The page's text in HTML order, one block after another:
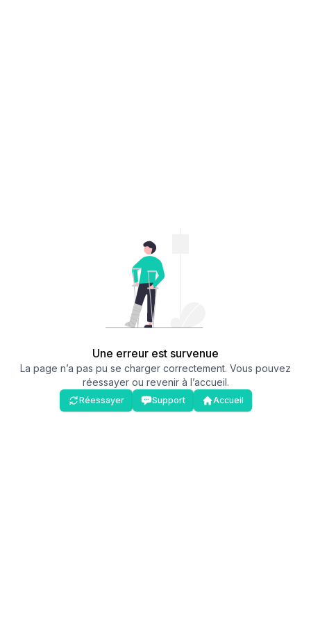
Une erreur est survenue
La page n’a pas pu se charger correctement. Vous pouvez
réessayer ou revenir à l’accueil.
Réessayer Support Accueil